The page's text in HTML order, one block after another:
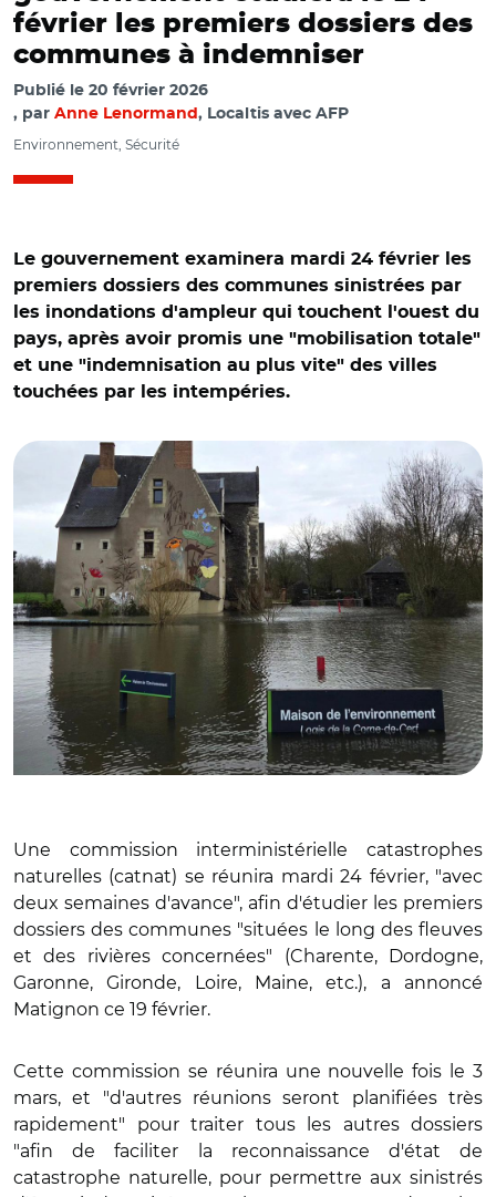
février les premiers dossiers des
communes à indemniser
Publié le 20 février 2026
par Anne Lenormand , Localtis avec AFP
Environnement, Sécurité
Le gouvernement examinera mardi 24 février les
premiers dossiers des communes sinistrées par
les inondations d'ampleur qui touchent l'ouest du
pays, après avoir promis une "mobilisation totale"
et une "indemnisation au plus vite" des villes
touchées par les intempéries.
Une commission interministérielle catastrophes
naturelles (catnat) se réunira mardi 24 février, "avec
deux semaines d'avance", afin d'étudier les premiers
dossiers des communes "situées le long des fleuves
et des rivières concernées" (Charente, Dordogne,
Garonne, Gironde, Loire, Maine, etc.), a annoncé
Matignon ce 19 février.
Cette commission se réunira une nouvelle fois le 3
mars, et "d'autres réunions seront planifiées très
rapidement" pour traiter tous les autres dossiers
"afin de faciliter la reconnaissance d'état de
catastrophe naturelle, pour permettre aux sinistrés